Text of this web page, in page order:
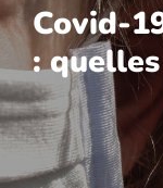
Covid-
: